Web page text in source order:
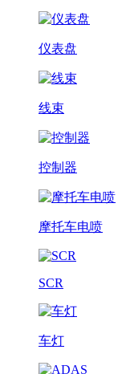
仪表盘
线束
控制器
摩托车电喷
SCR
车灯